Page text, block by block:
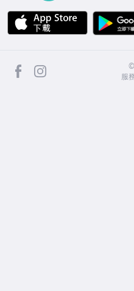
APP Store
facebook ©
服